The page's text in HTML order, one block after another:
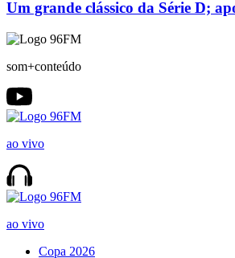
Um grande clássico da Série D;
som+conteúdo
ao vivo
ao vivo
Copa 2026